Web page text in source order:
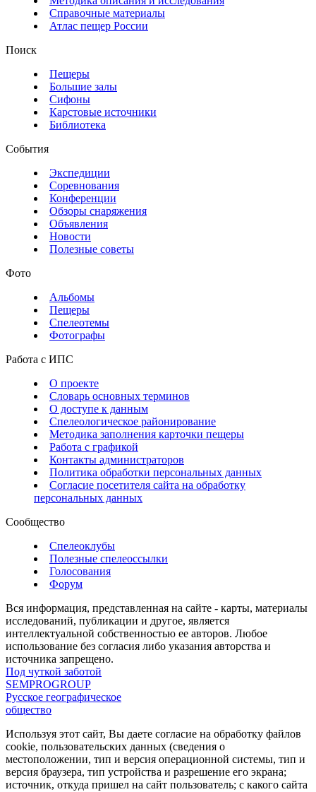
Справочные материалы
Атлас пещер России
Поиск
Пещеры
Большие залы
Сифоны
Карстовые источники
Библиотека
События
Экспедиции
Соревнования
Конференции
Обзоры снаряжения
Объявления
Новости
Полезные советы
Фото
Альбомы
Пещеры
Спелеотемы
Фотографы
Работа с ИПС
О проекте
Словарь основных терминов
О доступе к данным
Спелеологическое районирование
Методика заполнения карточки пещеры
Работа с графикой
Контакты администраторов
Политика обработки персональных данных
Согласие посетителя сайта на обработку
персональных данных
Сообщество
Спелеоклубы
Полезные спелеоссылки
Голосования
Форум
Вся информация, представленная на сайте - карты, материалы
исследований, публикации и другое, является
интеллектуальной собственностью ее авторов. Любое
использование без согласия либо указания авторства и
источника запрещено.
Под чуткой заботой
SEMPROGROUP
Русское географическое
общество
Используя этот сайт, Вы даете согласие на обработку файлов
cookie, пользовательских данных (сведения о
местоположении, тип и версия операционной системы, тип и
версия браузера, тип устройства и разрешение его экрана;
источник, откуда пришел на сайт пользователь; с какого сайта